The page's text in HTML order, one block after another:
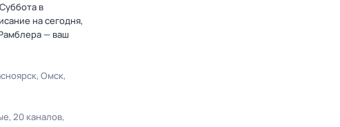
в
на сегодня,
— ваш
Омск
20 каналов